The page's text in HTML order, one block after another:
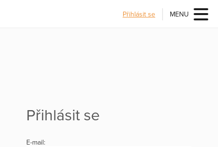
Přihlásit se MENU
Přihlásit se
E-mail: